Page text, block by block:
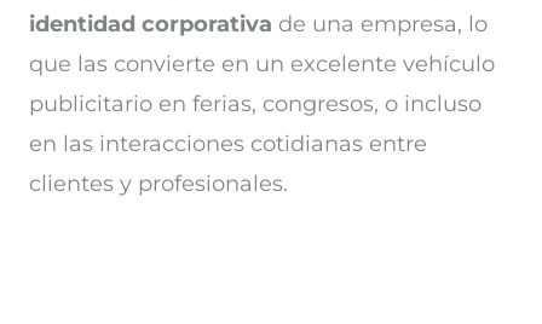
identidad corporativa de una empresa, lo
que las convierte en un excelente vehículo
publicitario en ferias, congresos, o incluso
en las interacciones cotidianas entre
clientes y profesionales.